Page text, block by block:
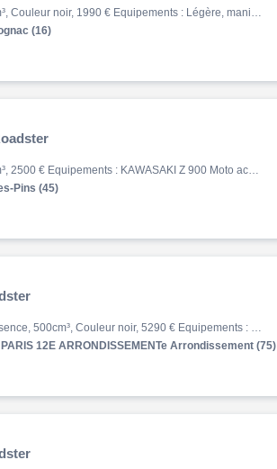
Z, 07/2019, 66109 km, Essence, 400cm³, Couleur noir, 1990 € Equipements : Légère, maniable et économique, la Z400 est idéale pour les trajets quotidiens comme pour les balades. Son bicylindre de 399 cm³ offre des performances dynamiques tout en restant accessible, notamment pour…
(16)
Z, 08/2017, 39659 km, Essence, 900cm³, 2500 € Equipements : KAWASAKI Z 900 Moto accidentée en procédure RSV CADRE tordue, MOTEUR ok, FOURCHE tordue, MISE EN ROUTE ok. Pour plus d'informations n'hésitez pas nous contacter par téléphone ou par mail Les véhicules accidentés sont ve…
Pins (45)
Z, 02/2026, 543 km, Première main, Essence, 500cm³, Couleur noir, 5290 € Equipements : ? À découvrir chez Honda Folie Mericourt : cette superbe Kawasaki Z 500 SE , disponible à crédit ou au comptant ! ? Exemple de financement personnalisé : Avec un apport de 1000 EUR, repartez a…
12E ARRONDISSEMENTe Arrondissement (75)